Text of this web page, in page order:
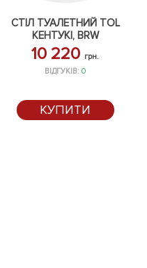
СТІЛ ТУАЛЕТНИЙ TOL
КЕНТУКІ, BRW
10 220 грн.
ВІДГУКІВ:0
КУПИТИ